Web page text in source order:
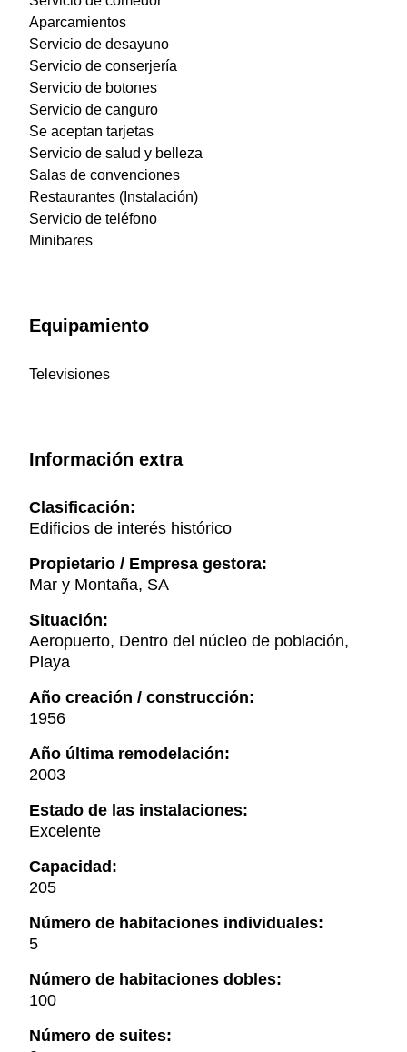
Aparcamientos
Servicio de desayuno
Servicio de conserjería
Servicio de botones
Servicio de canguro
Se aceptan tarjetas
Servicio de salud y belleza
Salas de convenciones
Restaurantes (Instalación)
Servicio de teléfono
Minibares
Equipamiento
Televisiones
Información extra
Clasificación:
Edificios de interés histórico
Propietario / Empresa gestora:
Mar y Montaña, SA
Situación:
Aeropuerto, Dentro del núcleo de población,
Playa
Año creación / construcción:
1956
Año última remodelación:
2003
Estado de las instalaciones:
Excelente
Capacidad:
205
Número de habitaciones individuales:
5
Número de habitaciones dobles:
100
Número de suites: